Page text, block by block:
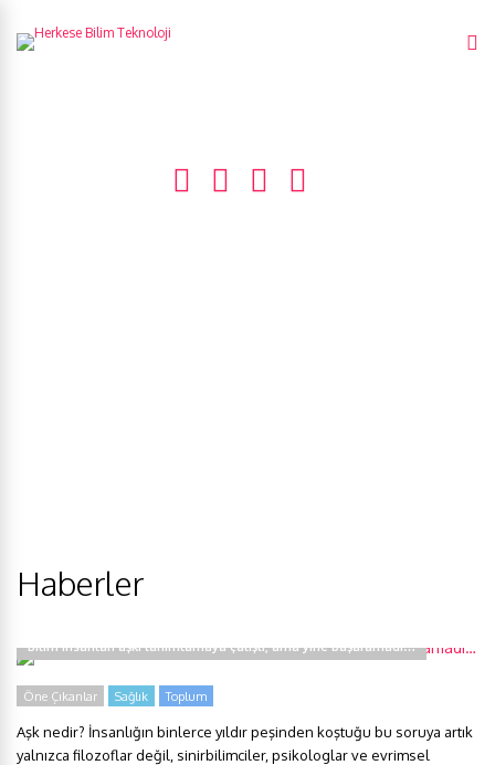
Haberler
Bilim insanları aşkı tanımlamaya çalıştı, ama yine başaramadı…
Öne Çıkanlar Sağlık Toplum
Aşk nedir? İnsanlığın binlerce yıldır peşinden koştuğu bu soruya artık
yalnızca filozoflar değil, sinirbilimciler, psikologlar ve evrimsel